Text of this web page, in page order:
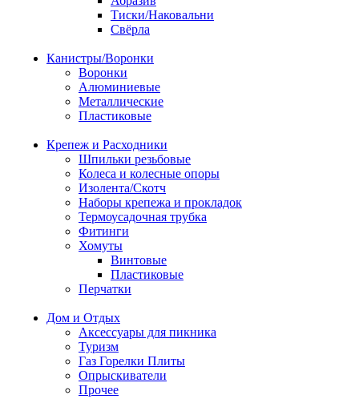
Тиски/Наковальни
Свёрла
Канистры/Воронки
Воронки
Алюминиевые
Металлические
Пластиковые
Крепеж и Расходники
Шпильки резьбовые
Колеса и колесные опоры
Изолента/Скотч
Наборы крепежа и прокладок
Термоусадочная трубка
Фитинги
Хомуты
Винтовые
Пластиковые
Перчатки
Дом и Отдых
Аксессуары для пикника
Туризм
Газ Горелки Плиты
Опрыскиватели
Прочее